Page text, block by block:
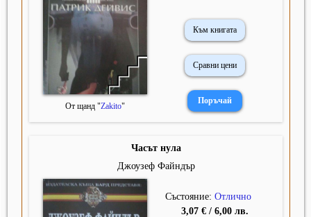
От щанд "Zakito"
Към книгата
Сравни цени
Часът нула
Джоузеф Файндър
Състояние: Отлично
3,07 € / 6,00 лв.